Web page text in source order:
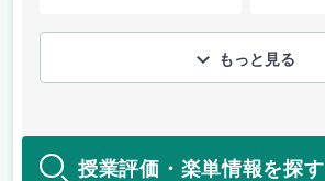
もっと見る
授業評価・楽単情報を探す